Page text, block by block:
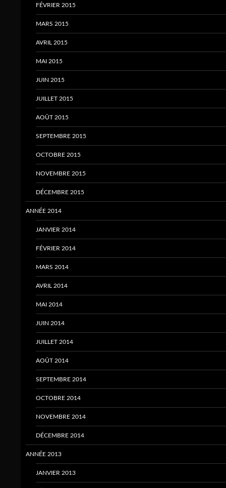
FÉVRIER 2015
MARS 2015
AVRIL 2015
MAI 2015
JUIN 2015
JUILLET 2015
AOÛT 2015
SEPTEMBRE 2015
OCTOBRE 2015
NOVEMBRE 2015
DÉCEMBRE 2015
ANNÉE 2014
JANVIER 2014
FÉVRIER 2014
MARS 2014
AVRIL 2014
MAI 2014
JUIN 2014
JUILLET 2014
AOÛT 2014
SEPTEMBRE 2014
OCTOBRE 2014
NOVEMBRE 2014
DÉCEMBRE 2014
ANNÉE 2013
JANVIER 2013